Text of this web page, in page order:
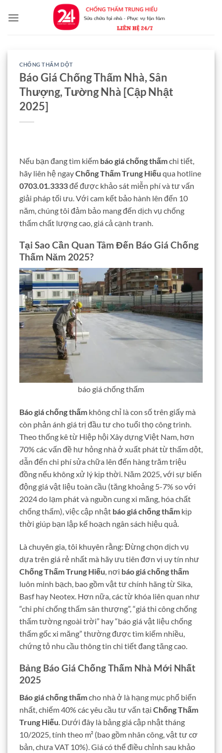
qua
CHỐNG THẤM DỘT
Báo Giá Chống Thấm Nhà, Sân
Thượng, Tường Nhà [Cập Nhật
2025]
Nếu bạn đang tìm kiếm báo giá chống thấmchi tiết,
hãy liên hệ ngayChống Thấm Trung Hiếu qua hotline
0703.01.3333để được khảo sát miễn phí và tư vấn
giải pháp tối ưu. Với cam kết bảo hành lên đến 10
năm, chúng tôi đảm bảo mang đến dịch vụ chống
thấm chất lượng cao, giá cả cạnh tranh.
Tại Sao Cần Quan Tâm Đến Báo Giá Chống
Thấm Năm 2025?
báo giá chống thấm
Báo giá chống thấm không chỉ là con số trên giấy mà
còn phản ánh giá trị đầu tư cho tuổi thọ công trình.
Theo thống kê từ Hiệp hội Xây dựng Việt Nam, hơn
70% các vấn đề hư hỏng nhà ở xuất phát từ thấm dột,
dẫn đến chi phí sửa chữa lên đến hàng trăm triệu
đồng nếu không xử lý kịp thời. Năm 2025, với sự biến
động giá vật liệu toàn cầu (tăng khoảng 5-7% so với
2024 do lạm phát và nguồn cung xi măng, hóa chất
chống thấm), việc cập nhật báo giá chống thấm kịp
thời giúp bạn lập kế hoạch ngân sách hiệu quả.
Là chuyên gia, tôi khuyên rằng: Đừng chọn dịch vụ
dựa trên giá rẻ nhất mà hãy ưu tiên đơn vị uy tín như
Chống Thấm Trung Hiếu , nơi báo giá chống thấm
luôn minh bạch, bao gồm vật tư chính hãng từ Sika,
Basf hay Neotex. Hơn nữa, các từ khóa liên quan như
“chi phí chống thấm sân thượng”, “giá thi công chống
thấm tường ngoài trời” hay “báo giá vật liệu chống
thấm gốc xi măng” thường được tìm kiếm nhiều,
chứng tỏ nhu cầu thông tin chi tiết đang tăng cao.
Bảng Báo Giá Chống Thấm Nhà Mới Nhất
2025
Báo giá chống thấmcho nhà ở là hạng mục phổ biến
nhất, chiếm 40% các yêu cầu tư vấn tại Chống Thấm
Trung Hiếu. Dưới đây là bảng giá cập nhật tháng
10/2025, tính theo m² (bao gồm nhân công, vật tư cơ
bản, chưa VAT 10%). Giá có thể điều chỉnh sau khảo